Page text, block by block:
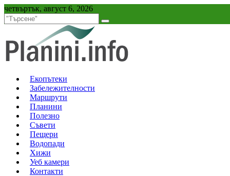
Skip
to
content
четвъртък, август 6, 2026
Екопътеки
Забележителности
Маршрути
Планини
Полезно
Съвети
Пещери
Водопади
Хижи
Уеб камери
Контакти